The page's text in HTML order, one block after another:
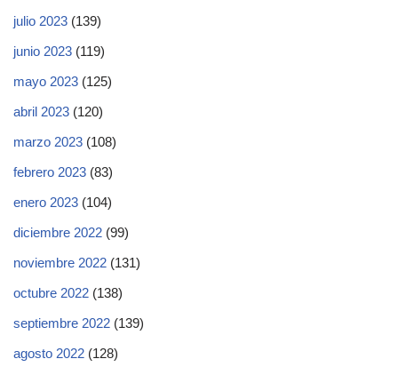
julio 2023 (139)
junio 2023 (119)
mayo 2023 (125)
abril 2023 (120)
marzo 2023 (108)
febrero 2023 (83)
enero 2023 (104)
diciembre 2022 (99)
noviembre 2022 (131)
octubre 2022 (138)
septiembre 2022 (139)
agosto 2022 (128)